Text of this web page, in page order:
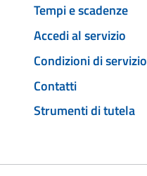
Tempi e scadenze
Accedi al servizio
Condizioni di servizio
Contatti
Strumenti di tutela